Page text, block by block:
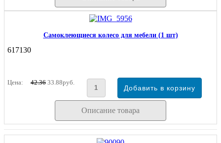
Самоклеющиеся колесо для мебели (1 шт)
617130
Цена: 42.36 33.88руб.
Описание товара